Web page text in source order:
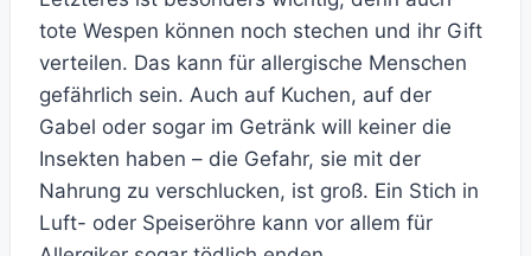
tote Wespen können noch stechen und ihr Gift
verteilen. Das kann für allergische Menschen
gefährlich sein. Auch auf Kuchen, auf der
Gabel oder sogar im Getränk will keiner die
Insekten haben – die Gefahr, sie mit der
Nahrung zu verschlucken, ist groß. Ein Stich in
Luft- oder Speiseröhre kann vor allem für